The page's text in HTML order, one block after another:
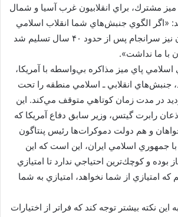
مشترك، براي انقلابيون غرب آسيا و شمال
«اگر الگوي جنبش‌هاي شما انقلاب اسلامي
است، حالا ببينيد ايران نيز سرانجام پس از حدود ۴۰ سال تسليم شد
با ما نداشت».
پاي ميز مذاكره بي‌واسطه با آمريكا،
جنبش‌هاي انقلابي ـ اسلامي منطقه را تحت
در مدت زمان كوتاهي متوقف مي‌كند. اين
رابرت گيتس، وزير سابق دفاع آمريكا كه
و هم دولت دموكرات‌ها رئيس پنتاگون
جمهوري اسلامي ايران، اين است كه اين
بوده و كوچك‌ترين احتياجي ندارد تا امتيازي
امتيازي از شما نخواهد، امتيازي به شما
نکته بيشتر توجه كند كه فراتر از اختیارات